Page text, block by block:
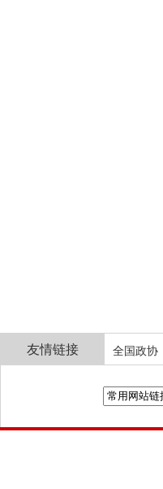
友情链接 全国政协